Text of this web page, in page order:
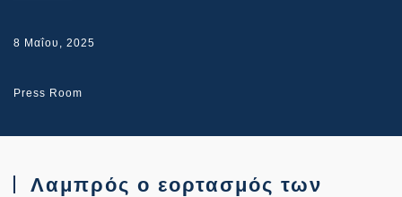
8 Μαΐου, 2025
Press Room
Λαμπρός ο εορτασμός των